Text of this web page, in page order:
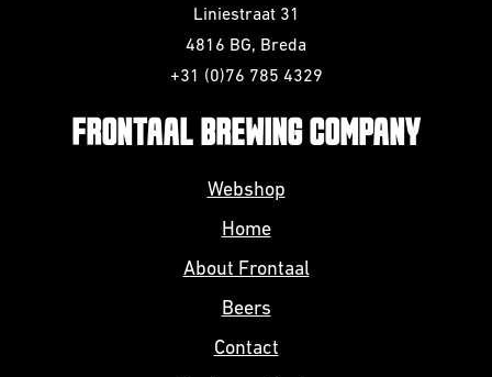
Liniestraat 31
4816 BG, Breda
+31 (0)76 785 4329
FRONTAAL BREWING COMPANY
Webshop
Home
About Frontaal
Beers
Contact